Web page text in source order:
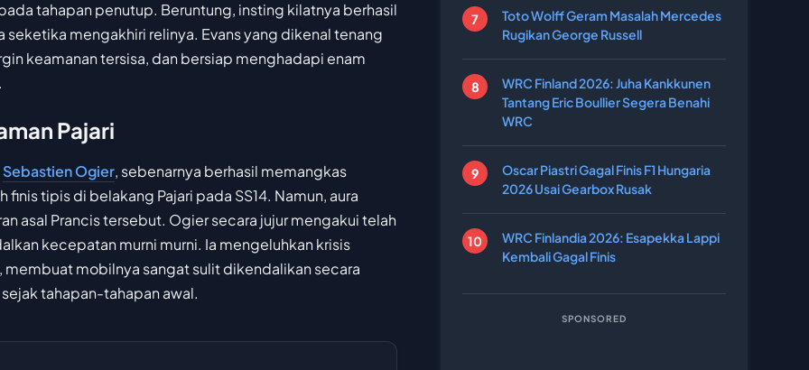
tahapan penutup. Beruntung, insting kilatnya berhasil
mengakhiri relinya. Evans yang dikenal tenang
keamanan tersisa, dan bersiap menghadapi enam
Pajari
Sebastien Ogier, sebenarnya berhasil memangkas
tipis di belakang Pajari pada SS14. Namun, aura
asal Prancis tersebut. Ogier secara jujur mengakui telah
kecepatan murni murni. Ia mengeluhkan krisis
mobilnya sangat sulit dikendalikan secara
tahapan-tahapan awal.
Toto Wolff Geram Masalah Mercedes
Rugikan George Russell
WRC Finland 2026: Juha Kankkunen
Tantang Eric Boullier Segera Benahi
WRC
Oscar Piastri Gagal Finis F1 Hungaria
2026 Usai Gearbox Rusak
WRC Finlandia 2026: Esapekka Lappi
Kembali Gagal Finis
SPONSORED